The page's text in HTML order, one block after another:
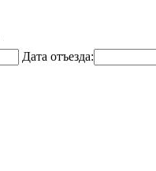
Дата отъезда: